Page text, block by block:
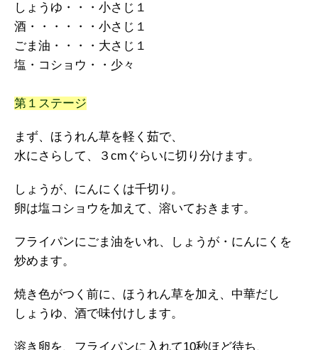
しょうゆ・・・小さじ１
酒・・・・・・小さじ１
ごま油・・・・大さじ１
塩・コショウ・・少々
第１ステージ
まず、ほうれん草を軽く茹で、
水にさらして、３cmぐらいに切り分けます。
しょうが、にんにくは千切り。
卵は塩コショウを加えて、溶いておきます。
フライパンにごま油をいれ、しょうが・にんにくを
炒めます。
焼き色がつく前に、ほうれん草を加え、中華だし
しょうゆ、酒で味付けします。
溶き卵を、フライパンに入れて10秒ほど待ち、